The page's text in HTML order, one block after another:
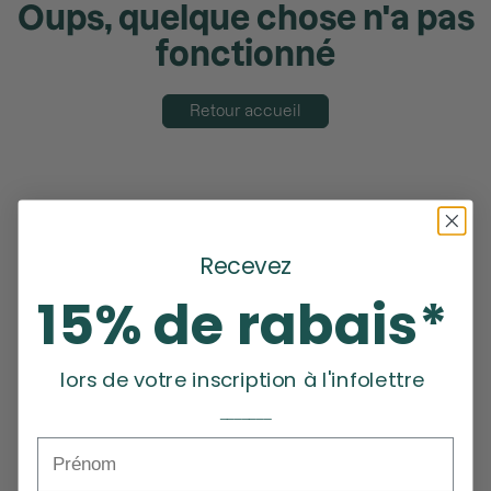
Oups, quelque chose n'a pas
fonctionné
Retour accueil
Recevez
15% de rabais*
lors de votre inscription à l'infolettre